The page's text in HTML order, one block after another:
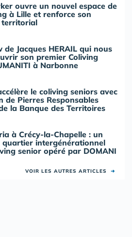
ouvre un nouvel espace de
à Lille et renforce son
territorial
de Jacques HERAIL qui nous
son premier Coliving
à Narbonne
le coliving seniors avec
de Pierres Responsables
la Banque des Territoires
à Crécy-la-Chapelle : un
quartier intergénérationnel
senior opéré par DOMANI
VOIR LES AUTRES ARTICLES ➜